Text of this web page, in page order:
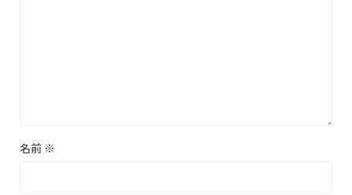
名前 ※